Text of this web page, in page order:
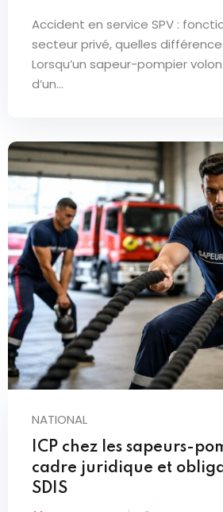
Accident en service SPV :
secteur privé, quelles
Lorsqu’un sapeur-pompier
d’un...
NATIONAL
ICP chez les sapeurs-
cadre juridique et
SDIS